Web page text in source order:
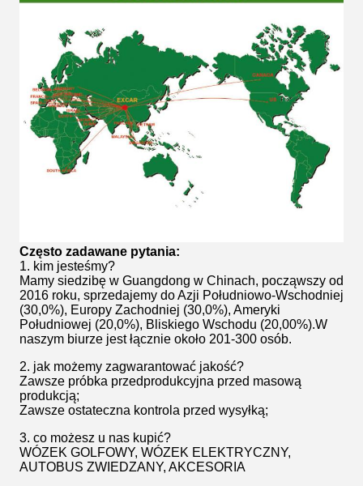
Często zadawane pytania:
1. kim jesteśmy?
Mamy siedzibę w Guangdong w Chinach, począwszy od
2016 roku, sprzedajemy do Azji Południowo-Wschodniej
(30,0%), Europy Zachodniej (30,0%), Ameryki
Południowej (20,0%), Bliskiego Wschodu (20,00%).W
naszym biurze jest łącznie około 201-300 osób.
2. jak możemy zagwarantować jakość?
Zawsze próbka przedprodukcyjna przed masową
produkcją;
Zawsze ostateczna kontrola przed wysyłką;
3. co możesz u nas kupić?
WÓZEK GOLFOWY, WÓZEK ELEKTRYCZNY,
AUTOBUS ZWIEDZANY, AKCESORIA